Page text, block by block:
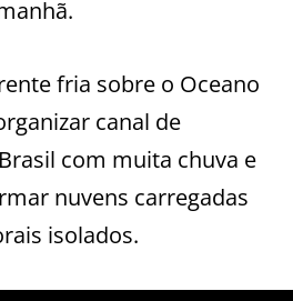
fria sobre o Oceano
canal de
com muita chuva e
nuvens carregadas
isolados.